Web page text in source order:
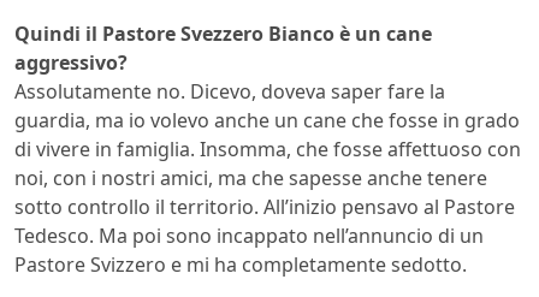
Quindi il Pastore Svezzero Bianco è un cane
aggressivo?
Assolutamente no. Dicevo, doveva saper fare la
guardia, ma io volevo anche un cane che fosse in grado
di vivere in famiglia. Insomma, che fosse affettuoso con
noi, con i nostri amici, ma che sapesse anche tenere
sotto controllo il territorio. All’inizio pensavo al Pastore
Tedesco. Ma poi sono incappato nell’annuncio di un
Pastore Svizzero e mi ha completamente sedotto.